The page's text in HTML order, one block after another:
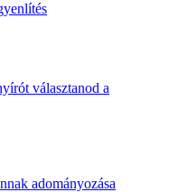
választanod a
adományozása